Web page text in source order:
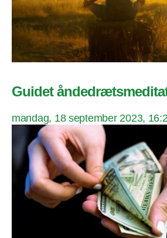
Guidet
mandag, 18 september 2023,